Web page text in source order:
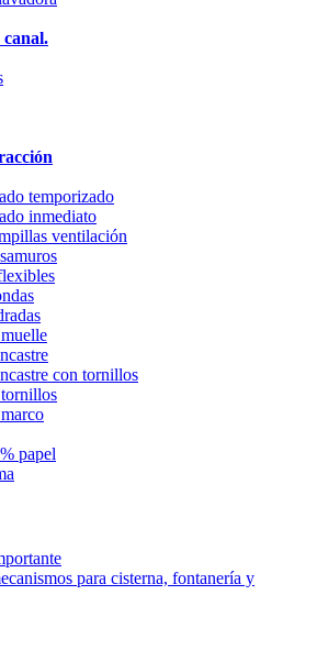
canal.
temporizado
inmediato
ventilación
con tornillos
papel
para cisterna, fontanería y